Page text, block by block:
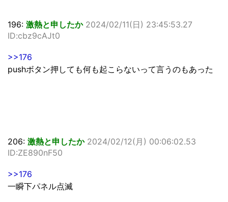
196: 激熱と申したか 2024/02/11(日) 23:45:53.27
ID:cbz9cAJt0
>>176
pushボタン押しても何も起こらないって言うのもあった
206: 激熱と申したか 2024/02/12(月) 00:06:02.53
ID:ZE890nF50
>>176
一瞬下パネル点滅